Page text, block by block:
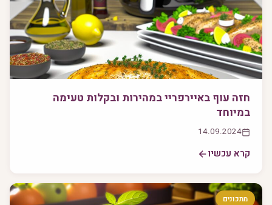
חזה עוף באיירפריי במהירות ובקלות טעימה
במיוחד
14.09.2024
קרא עכשיו
מתכונים